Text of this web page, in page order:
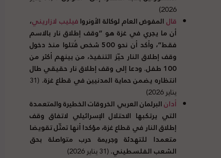
2026)
قالالمفوض العام لوكالة الأونروافيليب لازاريني،
أن ما يجري في غزة هو “وقف إطلاق نار بالاسم
فقط”، وأكد أن نحو 500 شخص قُتلوا منذ دخول
وقف إطلاق النار حيّز التنفيذ، من بينهم أكثر من
100 طفل. ودعا إلى وقف إطلاق نار حقيقي طال
انتظاره يضمن حماية المدنيين في قطاع غزة. (31
يناير 2026)
أدانالبرلمان العربي الخروقات الخطيرة والمتعمدة
التي يرتكبها الاحتلال الإسرائيلي لاتفاق وقف
إطلاق النار في قطاع غزة، مؤكدا أنها تمثّل تقويضا
متعمدا للتهدئة وجريمة حرب متواصلة بحق
الشعب الفلسطيني.(31 يناير 2026)